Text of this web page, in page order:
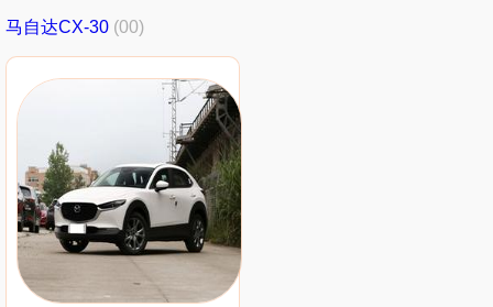
马自达CX-30 (00)